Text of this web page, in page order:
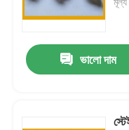
মান নিয়ন্ত্রণ
ভালো দাম